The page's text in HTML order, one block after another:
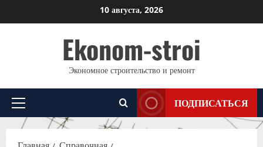
к
10 августа, 2026
Ekonom-stroi
Экономное строительство и ремонт
Основное
меню
ПОДПИСАТЬСЯ